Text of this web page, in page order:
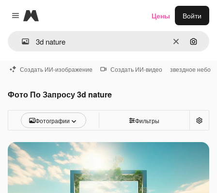
Close menu
Magnific
ОчиститьПоиск
Цены Войти
Создать ИИ-изображение Создать ИИ-видео звездное небо
Фото По Запросу 3d nature
Фотографии Фильтры